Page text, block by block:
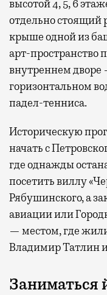
высотой 4, 5, 6
отдельно стоящий
крыше одной из
арт-пространство
внутреннем дворе
горизонтальном
падел-тенниса.
Историческую
начать с
гдеоднажды
посетить виллу
Рябушинского, а
авиации или
— местом, где
Владимир Татлин и
Заниматься